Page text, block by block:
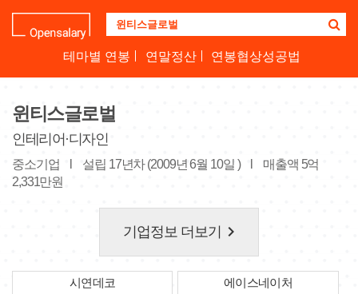
업
명
하
세
요
테마별 연봉 연말정산 연봉협상성공법
윈티스글로벌
인테리어·디자인
중소기업 설립 17년차 (2009년 6월 10일 )
매출액 5억
2,331만원
기업정보 더보기 keyboard_arrow_right
시연데코 에이스네이처